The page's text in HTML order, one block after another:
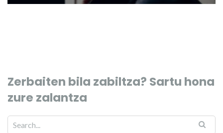
Zerbaiten bila zabiltza? Sartu hona
zure zalantza